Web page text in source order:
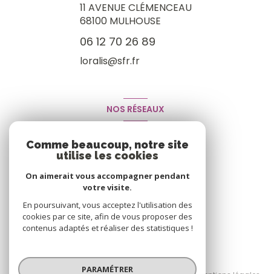
11 AVENUE CLÉMENCEAU
68100 MULHOUSE
06 12 70 26 89
loralis@sfr.fr
NOS RÉSEAUX
© 2026 | Tous droits réservés
Comme beaucoup, notre site
utilise les cookies
On aimerait vous accompagner pendant
votre visite.
En poursuivant, vous acceptez l'utilisation des
cookies par ce site, afin de vous proposer des
contenus adaptés et réaliser des statistiques !
PARAMÉTRER